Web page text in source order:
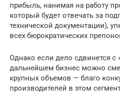
прибыль, нанимая на работу
который будет отвечать за
технической документации),
всех бюрократических
Однако если дело сдвинется с
дальнейшем бизнес можно
крупных объемов — благо
производителей в этом